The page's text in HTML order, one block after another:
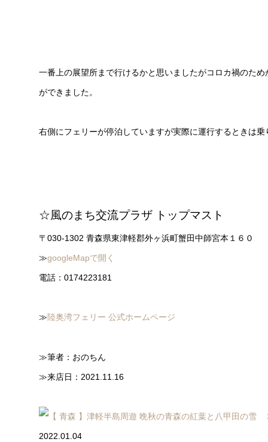
一番上の展望所まで行けるかと思いましたがコロカ禍のた
ができました。
右側にフェリーが停泊していますが実際に運行するときは
☆風のまち交流プラザ トップマスト
〒030-1302 青森県東津軽郡外ヶ浜町蟹田中師宮本１６０
≫googleMapで開く
電話：0174223181
≫陸奥湾フェリー 公式ホームページ
≫筆者：おのちん
≫来店日：2021.11.16
2022.01.04